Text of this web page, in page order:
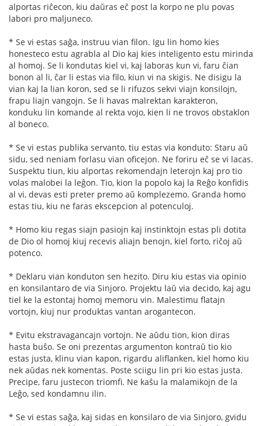
alportas riĉecon, kiu daŭras eĉ post la korpo ne plu povas
labori pro maljuneco.
* Se vi estas saĝa, instruu vian filon. Igu lin homo kies
honesteco estu agrabla al Dio kaj kies inteligento estu mirinda
al homoj. Se li kondutas kiel vi, kaj laboras kun vi, faru ĉian
bonon al li, ĉar li estas via filo, kiun vi na skigis. Ne disigu la
vian kaj la lian koron, sed se li rifuzos sekvi viajn konsilojn,
frapu liajn vangojn. Se li havas malrektan karakteron,
konduku lin komande al rekta vojo, kien li ne trovos obstaklon
al boneco.
* Se vi estas publika servanto, tiu estas via konduto: Staru aŭ
sidu, sed neniam forlasu vian oficejon. Ne foriru eĉ se vi lacas.
Suspektu tiun, kiu alportas rekomendajn leterojn kaj pro tio
volas malobei la leĝon. Tio, kion la popolo kaj la Reĝo konfidis
al vi, devas esti preter premo aŭ komplezemo. Granda homo
estas tiu, kiu ne faras ekscepcion al potenculoj.
* Homo kiu regas siajn pasiojn kaj instinktojn estas pli dotita
de Dio ol homoj kiuj recevis aliajn benojn, kiel forto, riĉoj aŭ
potenco.
* Deklaru vian konduton sen hezito. Diru kiu estas via opinio
en konsilantaro de via Sinjoro. Projektu laŭ via decido, kaj agu
tiel ke la estontaj homoj memoru vin. Malestimu flatajn
vortojn, kiuj nur produktas vantan arogantecon.
* Evitu ekstravagancajn vortojn. Ne aŭdu tion, kion diras
hasta buŝo. Se oni prezentas argumenton kontraŭ tio kio
estas justa, klinu vian kapon, rigardu aliflanken, kiel homo kiu
nek aŭdas nek komentas. Poste sciigu lin pri kio estas justa.
Precipe, faru justecon triomfi. Ne kaŝu la malamikojn de la
Leĝo, sed kondamnu ilin.
* Se vi estas saĝa, kaj sidas en konsilaro de via Sinjoro, gvidu